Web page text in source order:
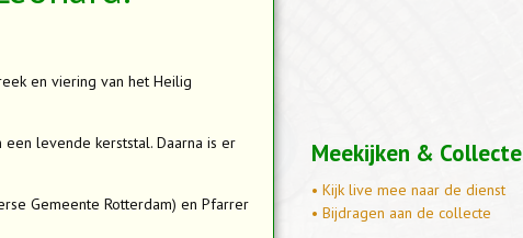
en viering van het Heilig
levende kerststal. Daarna is er
Gemeente Rotterdam) en Pfarrer
Meekijken & Collecte
• Kijk live mee naar de dienst
• Bijdragen aan de collecte